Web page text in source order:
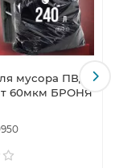
мусора ПВД
60мкм БРОНЯ